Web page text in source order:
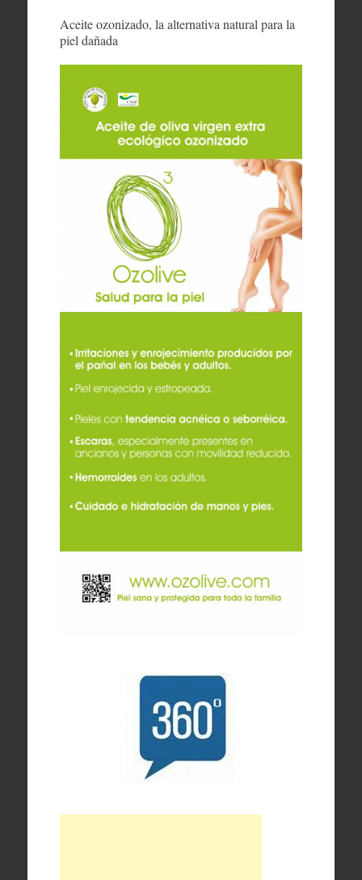
Aceite ozonizado, la alternativa natural para la
piel dañada